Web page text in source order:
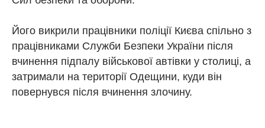
Його викрили працівники поліції Києва спільно з
працівниками Служби Безпеки України після
вчинення підпалу військової автівки у столиці, а
затримали на території Одещини, куди він
повернувся після вчинення злочину.